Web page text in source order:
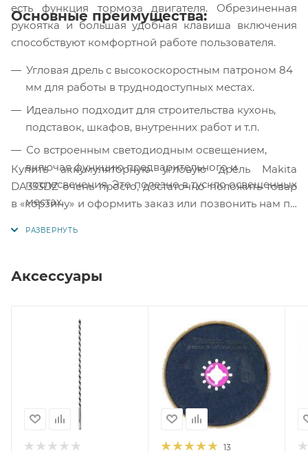
есть функция тормоза двигателя. Обрезиненная
рукоятка и большая удобная клавиша включения
способствуют комфортной работе пользователя.
Основные преимущества:
Угловая дрель с высокоскоростным патроном 84
мм для работы в труднодоступных местах.
Идеально подходит для строительства кухонь,
подставок, шкафов, внутренних работ и т.п.
Со встроенным светодиодным освещением,
включая функцию предварительного и
послесвечения. Это полезно в тускло освещенных
местах.
Часть линейки CXT. Отлично подходит для
Купить аккумуляторную угловую дрель Makita
DA333DZ очень просто, достаточно положить товар
в «корзину» и оформить заказ или позвонить нам по
Аксессуары
13